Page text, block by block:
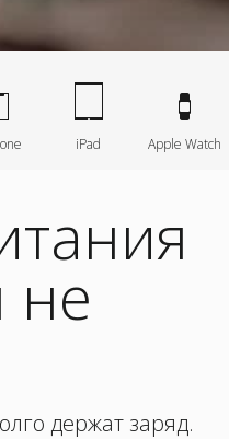
iPad Apple Watch
не
держат заряд.